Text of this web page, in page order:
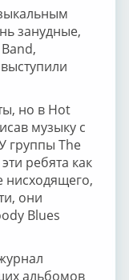
занудные,
но в Hot
музыку с
группы The
ребята как
нисходящего,
они
Blues
альбомов